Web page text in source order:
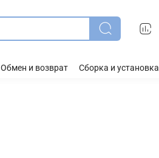
Обмен и возврат Сборка и установка